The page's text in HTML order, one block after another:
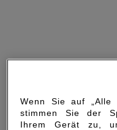
Wenn Sie auf „Alle
stimmen Sie der
Ihrem Gerät zu,